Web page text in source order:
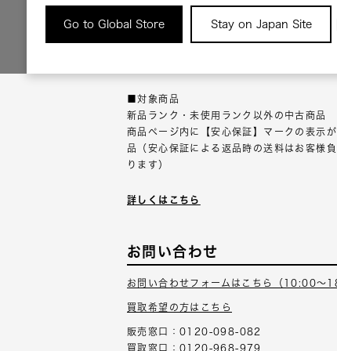
Go to Global Store Stay on Japan Site
返品について
■対象商品
新品ランク・未使用ランク以外の中古商品
商品ページ内に【安心保証】マークの表示
品（安心保証による返品時の送料はお客様
ります）
詳しくはこちら
お問い合わせ
お問い合わせフォームはこちら（10:00～
買取希望の方はこちら
販売窓口：0120-098-082
買取窓口：0120-968-979